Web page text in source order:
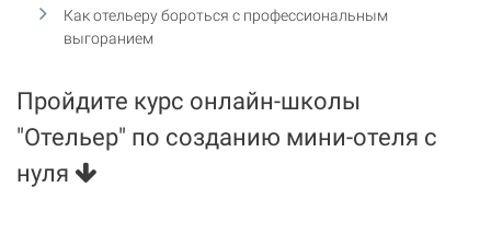
Как отельеру бороться с профессиональным
выгоранием
Пройдите курс онлайн-школы
"Отельер" по созданию мини-отеля с
нуля